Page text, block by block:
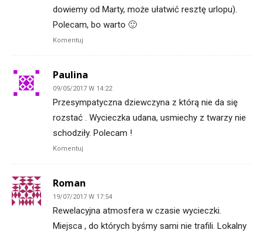
dowiemy od Marty, może ułatwić resztę urlopu).
Polecam, bo warto 🙂
Komentuj
Paulina
09/05/2017 W 14:22
Przesympatyczna dziewczyna z którą nie da się
rozstać . Wycieczka udana, usmiechy z twarzy nie
schodziły. Polecam !
Komentuj
Roman
19/07/2017 W 17:54
Rewelacyjna atmosfera w czasie wycieczki.
Miejsca , do których byśmy sami nie trafili. Lokalny